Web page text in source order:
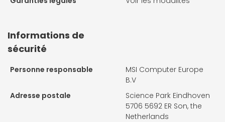
Informations de
sécurité
Personne responsable
MSI Computer Europe
B.V
Adresse postale
Science Park Eindhoven
5706 5692 ER Son, the
Netherlands